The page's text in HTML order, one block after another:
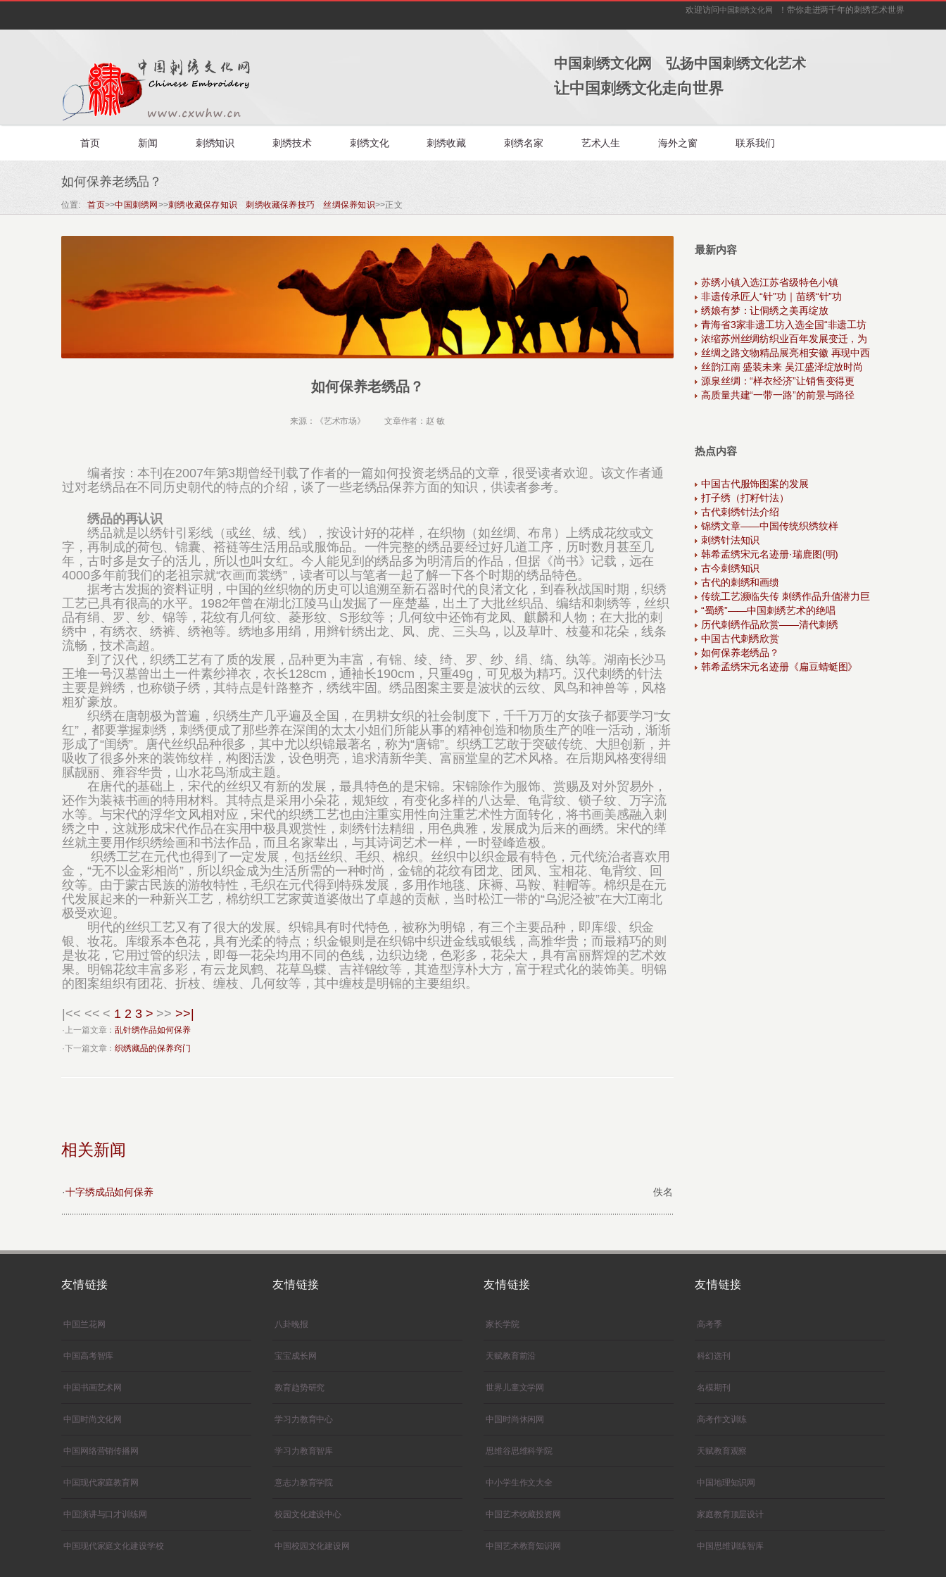
欢迎访问中国刺绣文化网 ！带你走进两千年的刺绣艺术世界
中国刺绣文化网 弘扬中国刺绣文化艺术
让中国刺绣文化走向世界
首页 新闻 刺绣知识 刺绣技术 刺绣文化 刺绣收藏 刺绣名家 艺术人生 海外之窗 联系我们
如何保养老绣品？
位置:首页>>中国刺绣网 >>刺绣收藏保存知识 刺绣收藏保养技巧 丝绸保养知识>>正文
如何保养老绣品？
来源：《艺术市场》 文章作者：赵 敏
编者按：本刊在2007年第3期曾经刊载了作者的一篇如何投资老绣品的文章，很受读者欢迎。该文作者通
过对老绣品在不同历史朝代的特点的介绍，谈了一些老绣品保养方面的知识，供读者参考。
绣品的再认识
绣品就是以绣针引彩线（或丝、绒、线），按设计好的花样，在织物（如丝绸、布帛）上绣成花纹或文
字，再制成的荷包、锦囊、褡裢等生活用品或服饰品。一件完整的绣品要经过好几道工序，历时数月甚至几
年，古时多是女子的活儿，所以也叫女红。今人能见到的绣品多为明清后的作品，但据《尚书》记载，远在
4000多年前我们的老祖宗就“衣画而裳绣”，读者可以与笔者一起了解一下各个时期的绣品特色。
据考古发掘的资料证明，中国的丝织物的历史可以追溯至新石器时代的良渚文化，到春秋战国时期，织绣
工艺已具有很高的水平。1982年曾在湖北江陵马山发掘了一座楚墓，出土了大批丝织品、编结和刺绣等，丝织
品有绢、罗、纱、锦等，花纹有几何纹、菱形纹、S形纹等；几何纹中还饰有龙凤、麒麟和人物；在大批的刺
绣中，有绣衣、绣裤、绣袍等。绣地多用绢，用辫针绣出龙、凤、虎、三头鸟，以及草叶、枝蔓和花朵，线条
流畅，技术高超。
到了汉代，织绣工艺有了质的发展，品种更为丰富，有锦、绫、绮、罗、纱、绢、缟、纨等。湖南长沙马
王堆一号汉墓曾出土一件素纱禅衣，衣长128cm，通袖长190cm，只重49g，可见极为精巧。汉代刺绣的针法
主要是辫绣，也称锁子绣，其特点是针路整齐，绣线牢固。绣品图案主要是波状的云纹、凤鸟和神兽等，风格
粗犷豪放。
织绣在唐朝极为普遍，织绣生产几乎遍及全国，在男耕女织的社会制度下，千千万万的女孩子都要学习“女
红”，都要掌握刺绣，刺绣便成了那些养在深闺的太太小姐们所能从事的精神创造和物质生产的唯一活动，渐渐
形成了“闺绣”。唐代丝织品种很多，其中尤以织锦最著名，称为“唐锦”。织绣工艺敢于突破传统、大胆创新，并
吸收了很多外来的装饰纹样，构图活泼，设色明亮，追求清新华美、富丽堂皇的艺术风格。在后期风格变得细
腻靓丽、雍容华贵，山水花鸟渐成主题。
在唐代的基础上，宋代的丝织又有新的发展，最具特色的是宋锦。宋锦除作为服饰、赏赐及对外贸易外，
还作为装裱书画的特用材料。其特点是采用小朵花，规矩纹，有变化多样的八达晕、龟背纹、锁子纹、万字流
水等。与宋代的浮华文风相对应，宋代的织绣工艺也由注重实用性向注重艺术性方面转化，将书画美感融入刺
绣之中，这就形成宋代作品在实用中极具观赏性，刺绣针法精细，用色典雅，发展成为后来的画绣。宋代的缂
丝就主要用作织绣绘画和书法作品，而且名家辈出，与其诗词艺术一样，一时登峰造极。
织绣工艺在元代也得到了一定发展，包括丝织、毛织、棉织。丝织中以织金最有特色，元代统治者喜欢用
金，“无不以金彩相尚”，所以织金成为生活所需的一种时尚，金锦的花纹有团龙、团凤、宝相花、龟背纹、回
纹等。由于蒙古民族的游牧特性，毛织在元代得到特殊发展，多用作地毯、床褥、马鞍、鞋帽等。棉织是在元
代发展起来的一种新兴工艺，棉纺织工艺家黄道婆做出了卓越的贡献，当时松江一带的“乌泥泾被”在大江南北
极受欢迎。
明代的丝织工艺又有了很大的发展。织锦具有时代特色，被称为明锦，有三个主要品种，即库缎、织金
银、妆花。库缎系本色花，具有光柔的特点；织金银则是在织锦中织进金线或银线，高雅华贵；而最精巧的则
是妆花，它用过管的织法，即每一花朵均用不同的色线，边织边绕，色彩多，花朵大，具有富丽辉煌的艺术效
果。明锦花纹丰富多彩，有云龙凤鹤、花草鸟蝶、吉祥锦纹等，其造型淳朴大方，富于程式化的装饰美。明锦
的图案组织有团花、折枝、缠枝、几何纹等，其中缠枝是明锦的主要组织。
|<< << < 1 2 3 > >> >>|
·上一篇文章：乱针绣作品如何保养
·下一篇文章：织绣藏品的保养窍门
相关新闻
·十字绣成品如何保养 佚名
最新内容
苏绣小镇入选江苏省级特色小镇
非遗传承匠人“针”功｜苗绣“针”功
绣娘有梦：让侗绣之美再绽放
青海省3家非遗工坊入选全国“非遗工坊
浓缩苏州丝绸纺织业百年发展变迁，为
丝绸之路文物精品展亮相安徽 再现中西
丝韵江南 盛装未来 吴江盛泽绽放时尚
源泉丝绸：“样衣经济”让销售变得更
高质量共建“一带一路”的前景与路径
热点内容
中国古代服饰图案的发展
打子绣（打籽针法）
古代刺绣针法介绍
锦绣文章——中国传统织绣纹样
刺绣针法知识
韩希孟绣宋元名迹册·瑞鹿图(明)
古今刺绣知识
古代的刺绣和画缋
传统工艺濒临失传 刺绣作品升值潜力巨
“蜀绣”——中国刺绣艺术的绝唱
历代刺绣作品欣赏——清代刺绣
中国古代刺绣欣赏
如何保养老绣品？
韩希孟绣宋元名迹册《扁豆蜻蜓图》
友情链接
中国兰花网
中国高考智库
中国书画艺术网
中国时尚文化网
中国网络营销传播网
中国现代家庭教育网
中国演讲与口才训练网
中国现代家庭文化建设学校
友情链接
八卦晚报
宝宝成长网
教育趋势研究
学习力教育中心
学习力教育智库
意志力教育学院
校园文化建设中心
中国校园文化建设网
友情链接
家长学院
天赋教育前沿
世界儿童文学网
中国时尚休闲网
思维谷思维科学院
中小学生作文大全
中国艺术收藏投资网
中国艺术教育知识网
友情链接
高考季
科幻选刊
名模期刊
高考作文训练
天赋教育观察
中国地理知识网
家庭教育顶层设计
中国思维训练智库